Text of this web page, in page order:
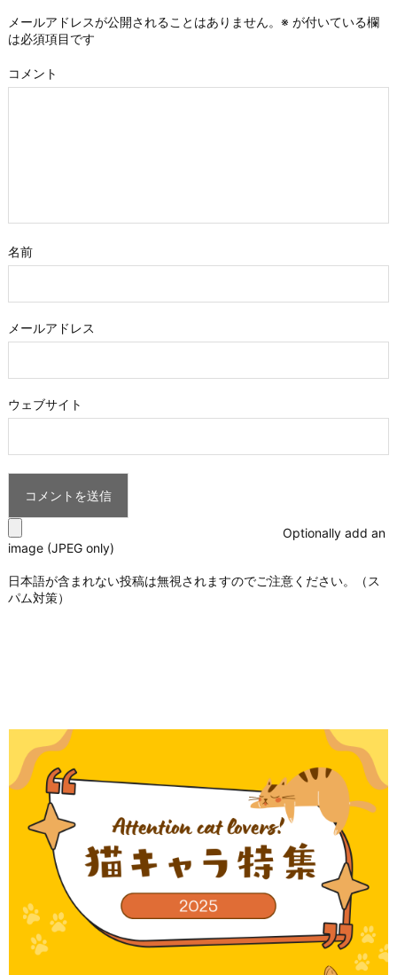
メールアドレスが公開されることはありません。 ※ が付いている欄
は必須項目です
コメント
名前
メールアドレス
ウェブサイト
Optionally add an
image (JPEG only)
日本語が含まれない投稿は無視されますのでご注意ください。（ス
パム対策）